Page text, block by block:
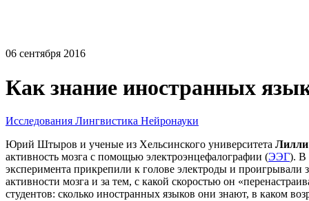
06 сентября 2016
Как знание иностранных
Исследования Лингвистика Нейронауки
Юрий Штыров и ученые из Хельсинского университета
активность мозга с помощью электроэнцефалографии (ЭЭГ). В
эксперимента прикрепили к голове электроды и
активности мозга и за тем, с какой скоростью он
студентов: сколько иностранных языков они знают, в каком